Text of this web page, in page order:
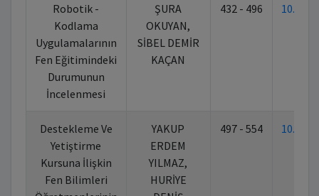
Robotik -
Kodlama
Uygulamalarının
Fen Eğitimindeki
Durumunun
İncelenmesi
ŞURA
OKUYAN,
SİBEL DEMİR
KAÇAN
432 - 496
Destekleme Ve
Yetiştirme
Kursuna İlişkin
Fen Bilimleri
YAKUP
ERDEM
YILMAZ,
HURİYE
497 - 554